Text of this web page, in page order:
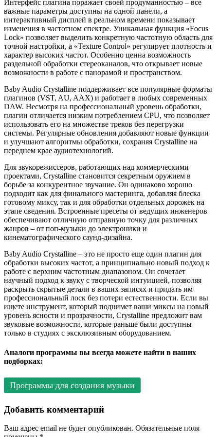
Интерфейс плагина поражает своей продуманностью – все
важные параметры доступны на одной панели, а
интерактивный дисплей в реальном времени показывает
изменения в частотном спектре. Уникальная функция «Focus
Lock» позволяет выделить конкретную частотную область для
точной настройки, а «Texture Control» регулирует плотность и
характер высоких частот. Особенно ценна возможность
раздельной обработки стереоканалов, что открывает новые
возможности в работе с панорамой и пространством.
Baby Audio Crystalline поддерживает все популярные форматы
плагинов (VST, AU, AAX) и работает в любых современных
DAW. Несмотря на профессиональный уровень обработки,
плагин отличается низким потреблением CPU, что позволяет
использовать его на множестве треков без перегрузки
системы. Регулярные обновления добавляют новые функции
и улучшают алгоритмы обработки, сохраняя Crystalline на
переднем крае аудиотехнологий.
Для звукорежиссеров, работающих над коммерческими
проектами, Crystalline становится секретным оружием в
борьбе за конкурентное звучание. Он одинаково хорошо
подходит как для финального мастеринга, добавляя блеска
готовому миксу, так и для обработки отдельных дорожек на
этапе сведения. Встроенные пресеты от ведущих инженеров
обеспечивают отличную отправную точку для различных
жанров – от поп-музыки до электроники и
кинематографического саунд-дизайна.
Baby Audio Crystalline – это не просто еще один плагин для
обработки высоких частот, а принципиально новый подход к
работе с верхним частотным диапазоном. Он сочетает
научный подход к звуку с творческой интуицией, позволяя
раскрыть скрытые детали в ваших записях и придать им
профессиональный лоск без потери естественности. Если вы
ищете инструмент, который поднимет ваши миксы на новый
уровень ясности и прозрачности, Crystalline предложит вам
звуковые возможности, которые раньше были доступны
только в студиях с эксклюзивным оборудованием.
Аналоги программы вы всегда можете найти в наших
подборках:
Программы для создания музыки
Добавить комментарий
Ваш адрес email не будет опубликован. Обязательные поля